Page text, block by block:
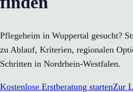
Pflegeheim in Wuppertal gesucht?
zu Ablauf, Kriterien, regionalen
Schritten in Nordrhein-Westfalen.
Kostenlose Erstberatung startenZur